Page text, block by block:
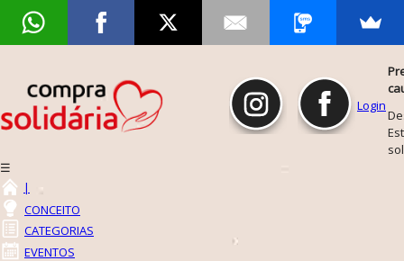
Login
☰
|
CONCEITO
CATEGORIAS
EVENTOS